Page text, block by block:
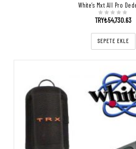
White’s Mxt All Pro
TRY₺54,730.63
SEPETE EKLE